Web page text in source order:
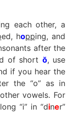
each other, a
ed, hopping, and
after the
of short ŏ, use
if you hear the
the “o” as in
vowels. For
“i” in “diner”